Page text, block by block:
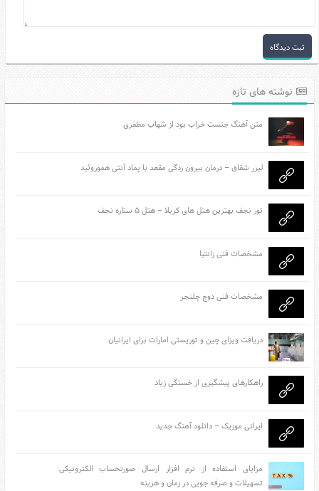
نوشته های تازه
متن آهنگ جنست خراب بود از شهاب مظفری
لیزر شقاق – درمان بیرون زدگی مقعد با پماد آنتی هموروئید
تور نجف بهترین هتل های کربلا – هتل ۵ ستاره نجف
مشخصات فنی زانتیا
مشخصات فنی دوج چلنجر
دریافت ویزای چین و توریستی امارات برای ایرانیان
راهکارهای پیشگیری از خستگی زیاد
ایرانی موزیک – دانلود آهنگ جدید
مزایای استفاده از نرم افزار ارسال صورتحساب الکترونیکی:
تسهیلات و صرفه جویی در زمان و هزینه